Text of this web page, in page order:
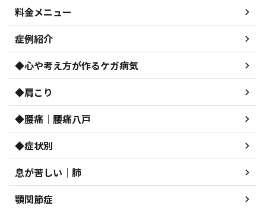
料金メニュー
症例紹介
◆心や考え方が作るケガ病気
◆肩こり
◆腰痛｜腰痛八戸
◆症状別
息が苦しい｜肺
顎関節症